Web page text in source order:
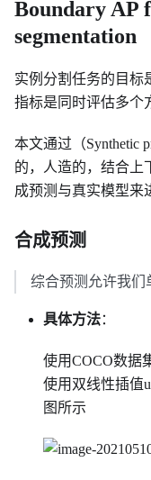
Boundary AP
segmentation
实例分割任务的目标
指标是同时评估多个
本文通过（Synthetic
的，人造的，结合上
成预测与真实模型来
合成预测
综合预测允许我们
具体方法：
使用COCO数据
使用双线性插值
图所示